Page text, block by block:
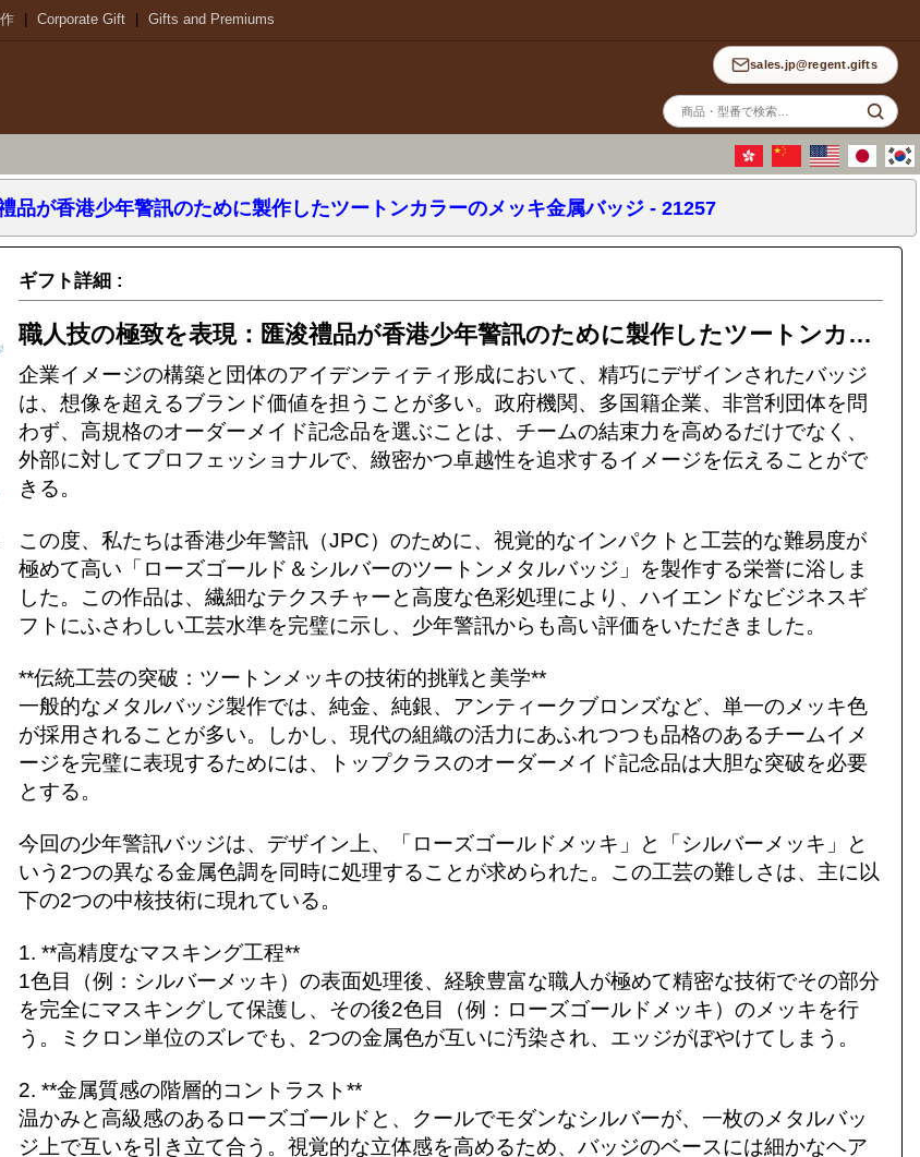
Corporate Gift Gifts and Premiums
sales.jp@regent.gifts
サ
イ
ト
内
検
品が香港少年警訊のために製作したツートンカラーのメッキ金属バッジ - 21257
ギフト詳細 :
職人技の極致を表現：匯浚禮品が香港少年警訊のために製作したツートンカラーのメッキ金属バッジ - 21257
企業イメージの構築と団体のアイデンティティ形成において、精巧にデザインされたバッジ
は、想像を超えるブランド価値を担うことが多い。政府機関、多国籍企業、非営利団体を問
わず、高規格のオーダーメイド記念品を選ぶことは、チームの結束力を高めるだけでなく、
外部に対してプロフェッショナルで、緻密かつ卓越性を追求するイメージを伝えることがで
きる。
この度、私たちは香港少年警訊（JPC）のために、視覚的なインパクトと工芸的な難易度が
極めて高い「ローズゴールド＆シルバーのツートンメタルバッジ」を製作する栄誉に浴しま
した。この作品は、繊細なテクスチャーと高度な色彩処理により、ハイエンドなビジネスギ
フトにふさわしい工芸水準を完璧に示し、少年警訊からも高い評価をいただきました。
**伝統工芸の突破：ツートンメッキの技術的挑戦と美学**
一般的なメタルバッジ製作では、純金、純銀、アンティークブロンズなど、単一のメッキ色
が採用されることが多い。しかし、現代の組織の活力にあふれつつも品格のあるチームイメ
ージを完璧に表現するためには、トップクラスのオーダーメイド記念品は大胆な突破を必要
とする。
今回の少年警訊バッジは、デザイン上、「ローズゴールドメッキ」と「シルバーメッキ」と
いう2つの異なる金属色調を同時に処理することが求められた。この工芸の難しさは、主に以
下の2つの中核技術に現れている。
1. **高精度なマスキング工程**
1色目（例：シルバーメッキ）の表面処理後、経験豊富な職人が極めて精密な技術でその部分
を完全にマスキングして保護し、その後2色目（例：ローズゴールドメッキ）のメッキを行
う。ミクロン単位のズレでも、2つの金属色が互いに汚染され、エッジがぼやけてしまう。
2. **金属質感の階層的コントラスト**
温かみと高級感のあるローズゴールドと、クールでモダンなシルバーが、一枚のメタルバッ
ジ上で互いを引き立て合う。視覚的な立体感を高めるため、バッジのベースには細かなヘア